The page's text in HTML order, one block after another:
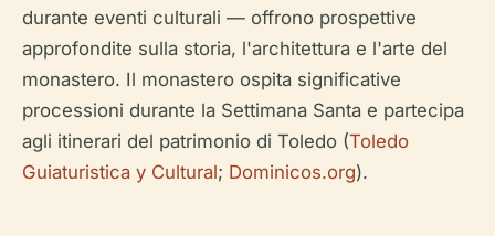
durante eventi culturali — offrono prospettive
approfondite sulla storia, l'architettura e l'arte del
monastero. Il monastero ospita significative
processioni durante la Settimana Santa e partecipa
agli itinerari del patrimonio di Toledo (Toledo
Guiaturistica y Cultural; Dominicos.org).